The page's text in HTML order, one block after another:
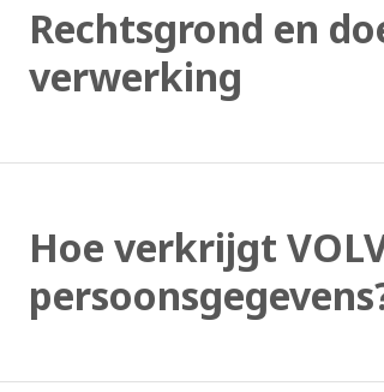
Rechtsgrond en
verwerking
Hoe verkrijgt